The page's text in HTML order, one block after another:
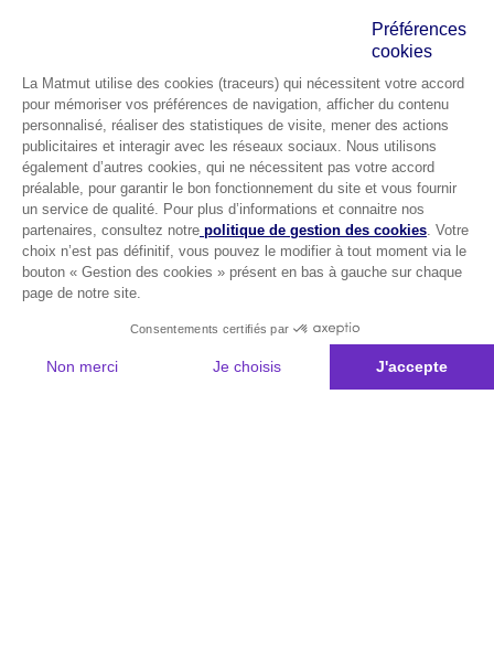
Préférences
cookies
La Matmut utilise des cookies (traceurs) qui nécessitent votre accord
pour mémoriser vos préférences de navigation, afficher du contenu
personnalisé, réaliser des statistiques de visite, mener des actions
publicitaires et interagir avec les réseaux sociaux. Nous utilisons
également d’autres cookies, qui ne nécessitent pas votre accord
préalable, pour garantir le bon fonctionnement du site et vous fournir
un service de qualité. Pour plus d’informations et connaitre nos
partenaires, consultez notre politique de gestion des cookies. Votre
choix n’est pas définitif, vous pouvez le modifier à tout moment via le
bouton « Gestion des cookies » présent en bas à gauche sur chaque
page de notre site.
Consentements certifiés par
Non merci Je choisis
J'accepte